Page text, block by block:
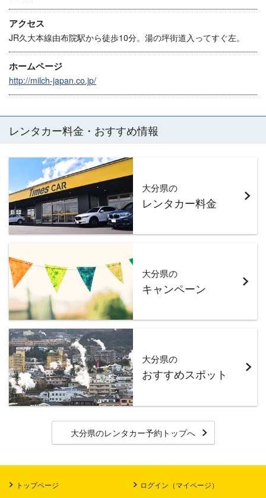
アクセス
JR久大本線由布院駅から徒歩10分。湯の坪街道入ってすぐ左。
ホームページ
http://milch-japan.co.jp/
レンタカー料金・おすすめ情報
大分県の
レンタカー料金
大分県の
キャンペーン
大分県の
おすすめスポット
大分県のレンタカー予約トップへ
トップページ
ログイン（マイページ）